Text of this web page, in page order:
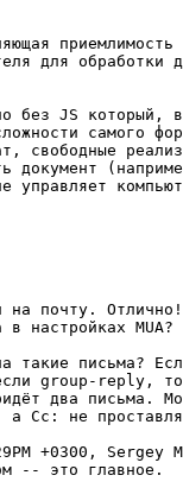
приемлимость
для обработки
JS который,
самого
свободные
документ
на почту. Отлично!
настройках MUA?
такие письма?
group-reply, то
два письма.
а Cc: не
+0300, Sergey
-- это главное.